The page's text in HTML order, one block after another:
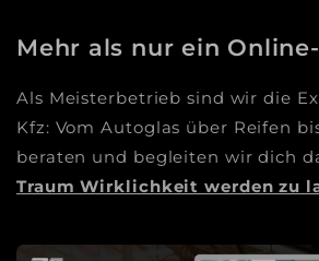
Mehr als nur ein
Als Meisterbetrieb sind wir die
Kfz: Vom Autoglas über Reifen
beraten und begleiten wir dich
Traum Wirklichkeit werden zu